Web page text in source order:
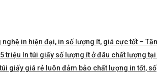
in hiện đại, in số lượng ít, giá cực tốt –
triệu In túi giấy số lượng ít ở đâu chất lượng tại
giấy giá rẻ luôn đảm bảo chất lượng in tốt, số